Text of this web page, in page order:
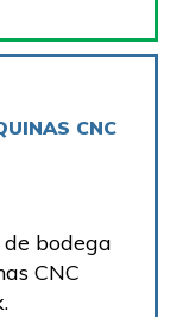
CNC
bodega
CNC